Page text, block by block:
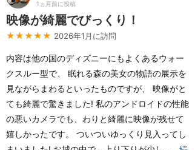
1ヵ月前に投稿
映像が綺麗でびっくり！
★★★★★ 2026年1月に訪問
内容は他の国のディズニーにもよくあるウォー
クスルー型で、 眠れる森の美女の物語の展示を
見ながらまわるといったものですが、 映像がと
ても綺麗で驚きました! 私のアンドロイドの性能
の悪いカメラでも、わりと綺麗に映像が残せて
嬉しかったです。 ついついゆっくり見入ってし